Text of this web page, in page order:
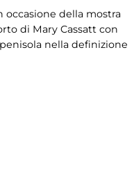
della mostra
di Mary Cassatt con
nella definizione